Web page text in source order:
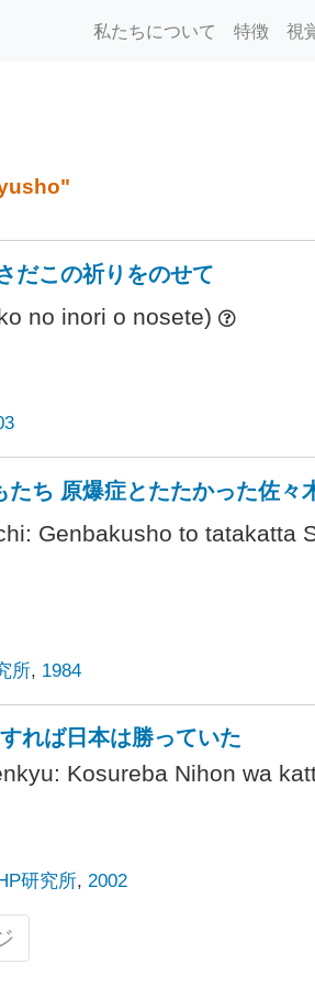
私たちについて 特徴 視
だこの祈りをのせて
no inori o nosete)
たち 原爆症とたたかった佐々
Genbakusho to tatakatta
所, 1984
れば日本は勝っていた
Kosureba Nihon wa
研究所, 2002